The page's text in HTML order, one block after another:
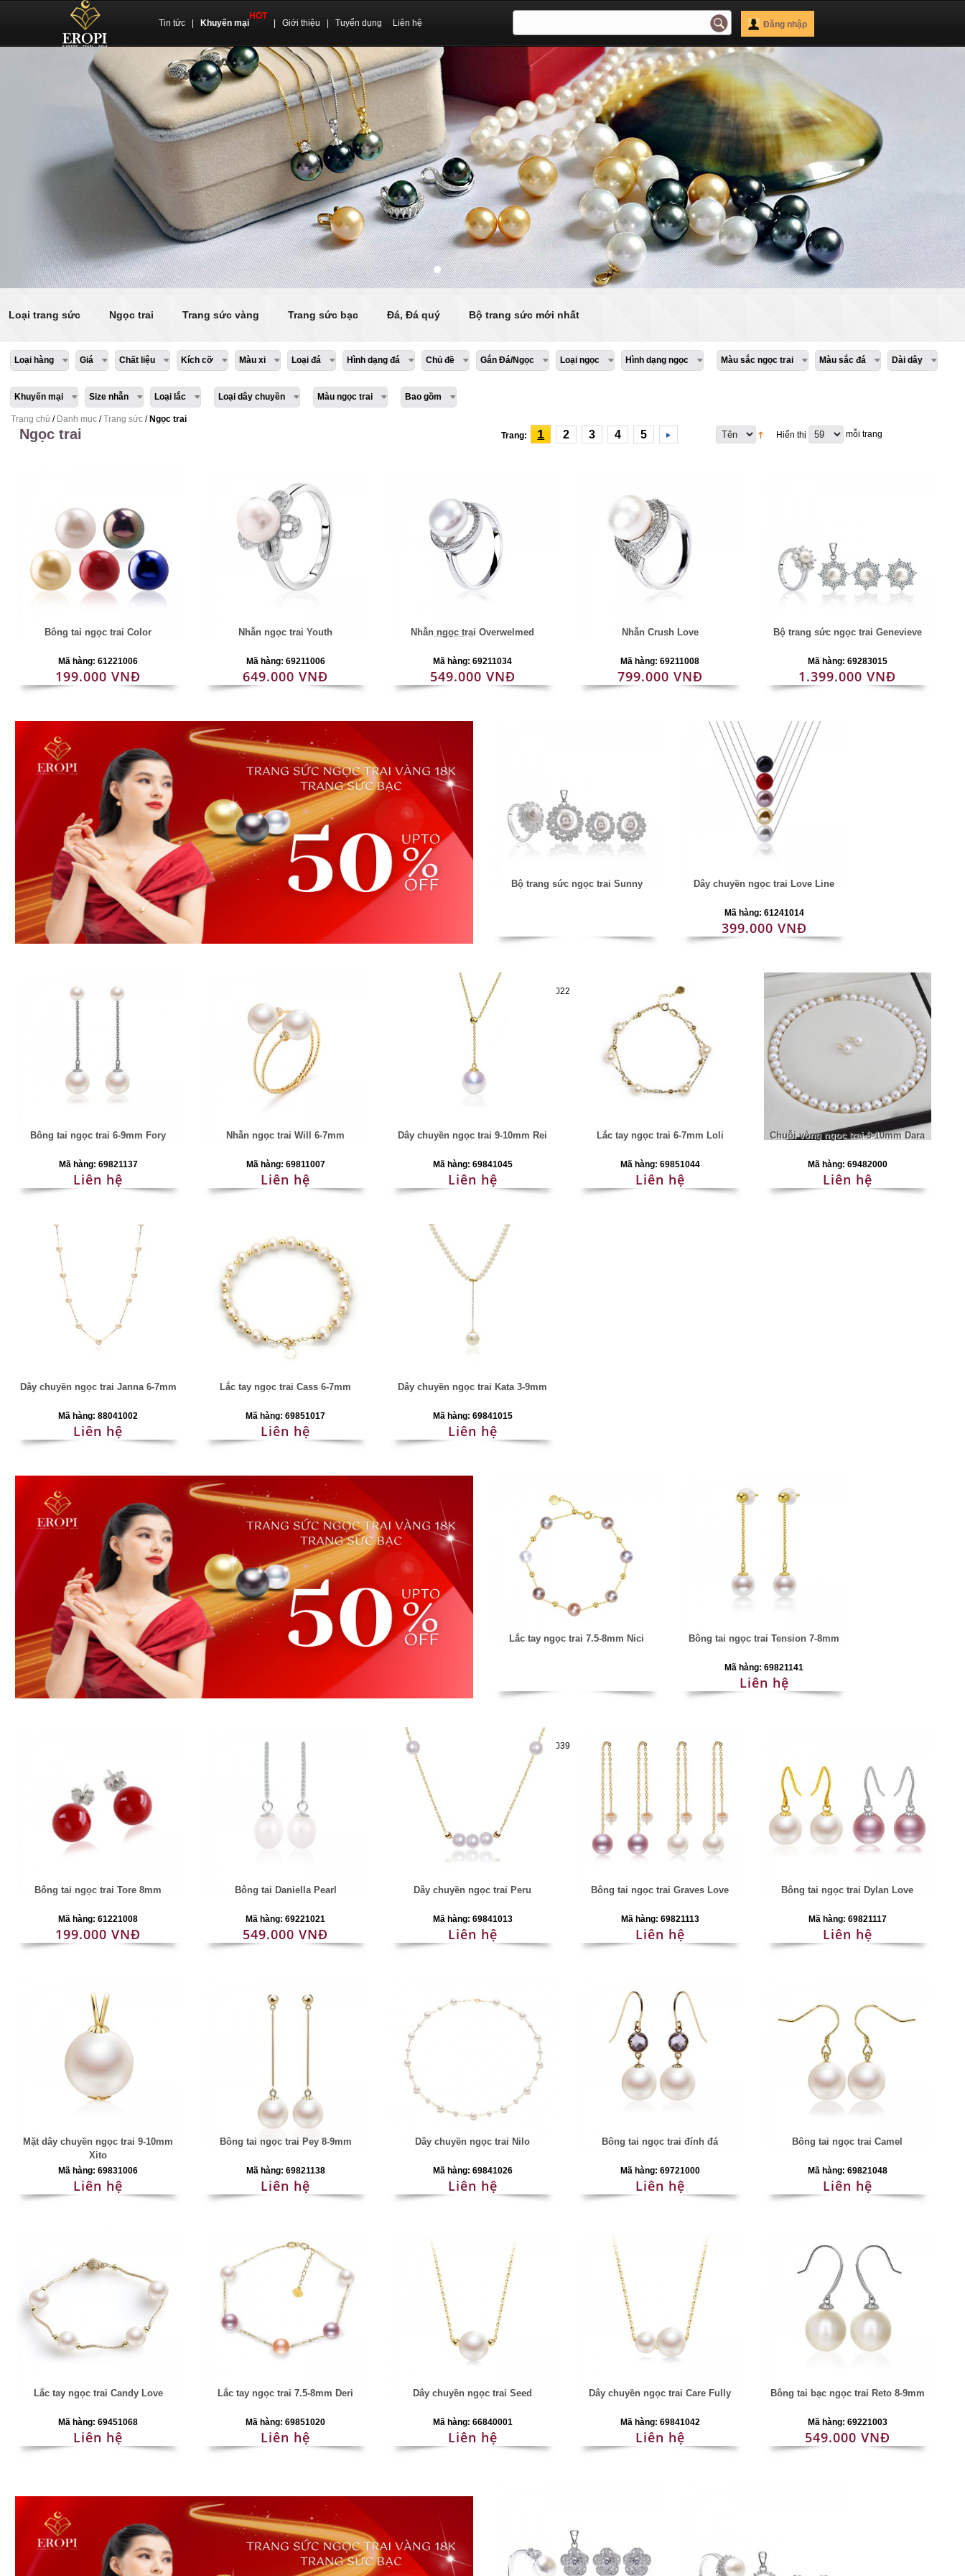
Tin tức Khuyến mại
HOT
Giới thiệu Tuyển dụng Liên hệ Đăng nhập
Loại trang sức Ngọc trai Trang sức vàng Trang sức bạc Đá, Đá quý Bộ trang sức mới nhất
Loại hàng Giá Chất liệu Kích cỡ Màu xi Loại đá Hình dạng đá Chủ đề Gắn Đá/Ngọc Loại ngọc Hình dạng ngọc Màu sắc ngọc trai Màu sắc đá Dài dây
Khuyến mại Size nhẫn Loại lắc Loại dây chuyền Màu ngọc trai Bao gồm
Trang chủ / Danh mục /Trang sức / Ngọc trai
Ngọc trai Hiển thị mỗi trang
Trang: 1 2 3 4 5
Bông tai ngọc trai Color
Mã hàng: 61221006
199.000 VNĐ
Nhẫn ngọc trai Youth
Mã hàng: 69211006
649.000 VNĐ
Nhẫn ngọc trai Overwelmed
Mã hàng: 69211034
549.000 VNĐ
Nhẫn Crush Love
Mã hàng: 69211008
799.000 VNĐ
Bộ trang sức ngọc trai Genevieve
Mã hàng: 69283015
1.399.000 VNĐ
Bộ trang sức ngọc trai Sunny
Mã hàng:69283022
Dây chuyền ngọc trai Love Line
Mã hàng: 61241014
399.000 VNĐ
Bông tai ngọc trai 6-9mm Fory
Mã hàng: 69821137
Liên hệ
Nhẫn ngọc trai Will 6-7mm
Mã hàng: 69811007
Liên hệ
Dây chuyền ngọc trai 9-10mm Rei
Mã hàng: 69841045
Liên hệ
Lắc tay ngọc trai 6-7mm Loli
Mã hàng: 69851044
Liên hệ
Chuỗi vòng ngọc trai 9-10mm Dara
Mã hàng: 69482000
Liên hệ
Dây chuyền ngọc trai Janna 6-7mm
Mã hàng: 88041002
Liên hệ
Lắc tay ngọc trai Cass 6-7mm
Mã hàng: 69851017
Liên hệ
Dây chuyền ngọc trai Kata 3-9mm
Mã hàng: 69841015
Liên hệ
Lắc tay ngọc trai 7.5-8mm Nici
Mã hàng:69851039
Bông tai ngọc trai Tension 7-8mm
Mã hàng: 69821141
Liên hệ
Bông tai ngọc trai Tore 8mm
Mã hàng: 61221008
199.000 VNĐ
Bông tai Daniella Pearl
Mã hàng: 69221021
549.000 VNĐ
Dây chuyền ngọc trai Peru
Mã hàng: 69841013
Liên hệ
Bông tai ngọc trai Graves Love
Mã hàng: 69821113
Liên hệ
Bông tai ngọc trai Dylan Love
Mã hàng: 69821117
Liên hệ
Mặt dây chuyền ngọc trai 9-10mm
Xito
Mã hàng: 69831006
Liên hệ
Bông tai ngọc trai Pey 8-9mm
Mã hàng: 69821138
Liên hệ
Dây chuyền ngọc trai Nilo
Mã hàng: 69841026
Liên hệ
Bông tai ngọc trai đính đá
Mã hàng: 69721000
Liên hệ
Bông tai ngọc trai Camel
Mã hàng: 69821048
Liên hệ
Lắc tay ngọc trai Candy Love
Mã hàng: 69451068
Liên hệ
Lắc tay ngọc trai 7.5-8mm Deri
Mã hàng: 69851020
Liên hệ
Dây chuyền ngọc trai Seed
Mã hàng: 66840001
Liên hệ
Dây chuyền ngọc trai Care Fully
Mã hàng: 69841042
Liên hệ
Bông tai bạc ngọc trai Reto 8-9mm
Mã hàng: 69221003
549.000 VNĐ